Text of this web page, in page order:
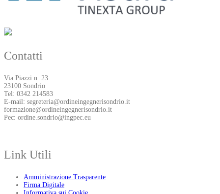
Contatti
Via Piazzi n. 23
23100 Sondrio
Tel: 0342 214583
E-mail: segreteria@ordineingegnerisondrio.it
formazione@ordineingegnerisondrio.it
Pec: ordine.sondrio@ingpec.eu
Link Utili
Amministrazione Trasparente
Firma Digitale